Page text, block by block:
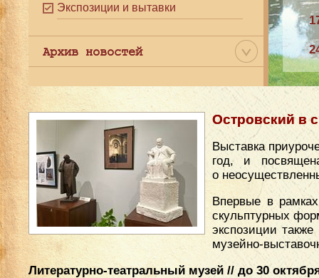
Экспозиции и вытавки
Архив новостей
Островский в
Выставка
год, и
о
Впервые в
скульптурных
экспозиции
музейно-
Литературно-театральный музей // до 30